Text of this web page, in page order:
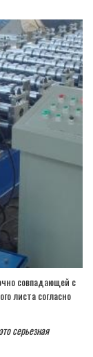
совпадающей с
листа согласно
серьезная